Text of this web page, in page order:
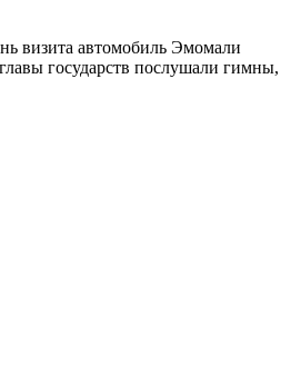
визита автомобиль Эмомали
государств послушали гимны,